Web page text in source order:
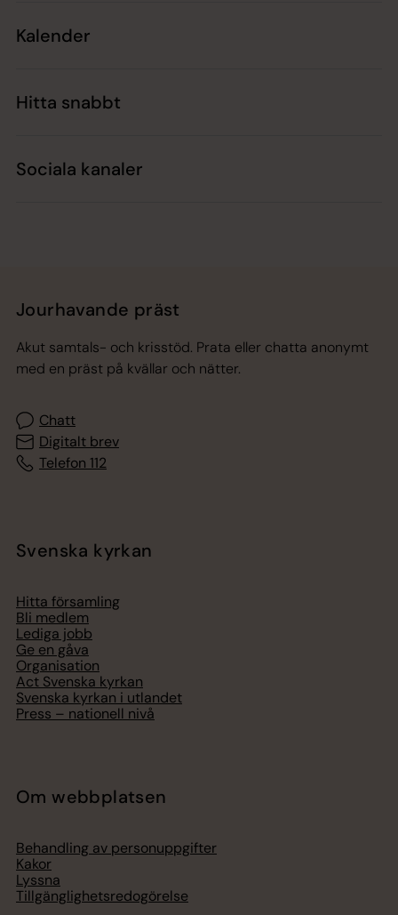
Kalender
Hitta snabbt
Sociala kanaler
Jourhavande präst
Akut samtals- och krisstöd. Prata eller chatta anonymt
med en präst på kvällar och nätter.
Chatt
Digitalt brev
Telefon 112
Svenska kyrkan
Hitta församling
Bli medlem
Lediga jobb
Ge en gåva
Organisation
Act Svenska kyrkan
Svenska kyrkan i utlandet
Press – nationell nivå
Om webbplatsen
Behandling av personuppgifter
Kakor
Lyssna
Tillgänglighetsredogörelse